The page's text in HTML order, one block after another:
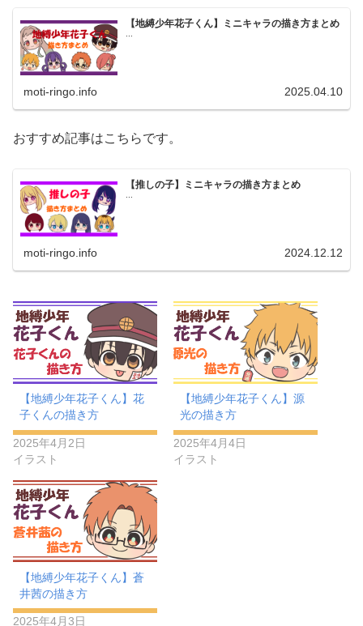
【地縛少年花子くん】ミニキャラの描き方まとめ
...
moti-ringo.info 2025.04.10
おすすめ記事はこちらです。
【推しの子】ミニキャラの描き方まとめ
...
moti-ringo.info 2024.12.12
【地縛少年花子くん】花
子くんの描き方
2025年4月2日
イラスト
【地縛少年花子くん】源
光の描き方
2025年4月4日
イラスト
【地縛少年花子くん】蒼
井茜の描き方
2025年4月3日